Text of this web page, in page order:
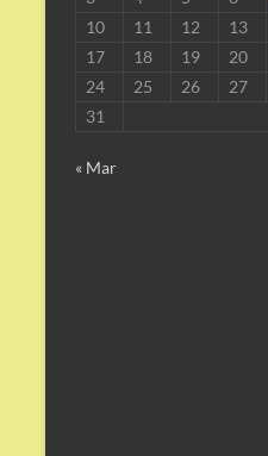
10
11 12 13
17
18 19 20
24
25 26 27
31
« Mar